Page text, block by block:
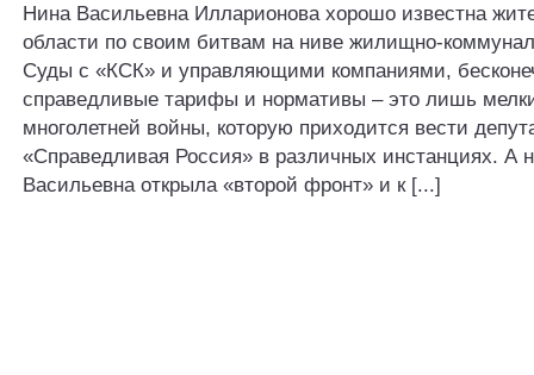
Нина Васильевна Илларионова хорошо известна
области по своим битвам на ниве жилищно-
Суды с «КСК» и управляющими компаниями,
справедливые тарифы и нормативы – это лишь
многолетней войны, которую приходится вести
«Справедливая Россия» в различных инстанциях. А
Васильевна открыла «второй фронт» и к [...]